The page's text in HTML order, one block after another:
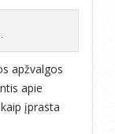
apžvalgos
apie
įprasta